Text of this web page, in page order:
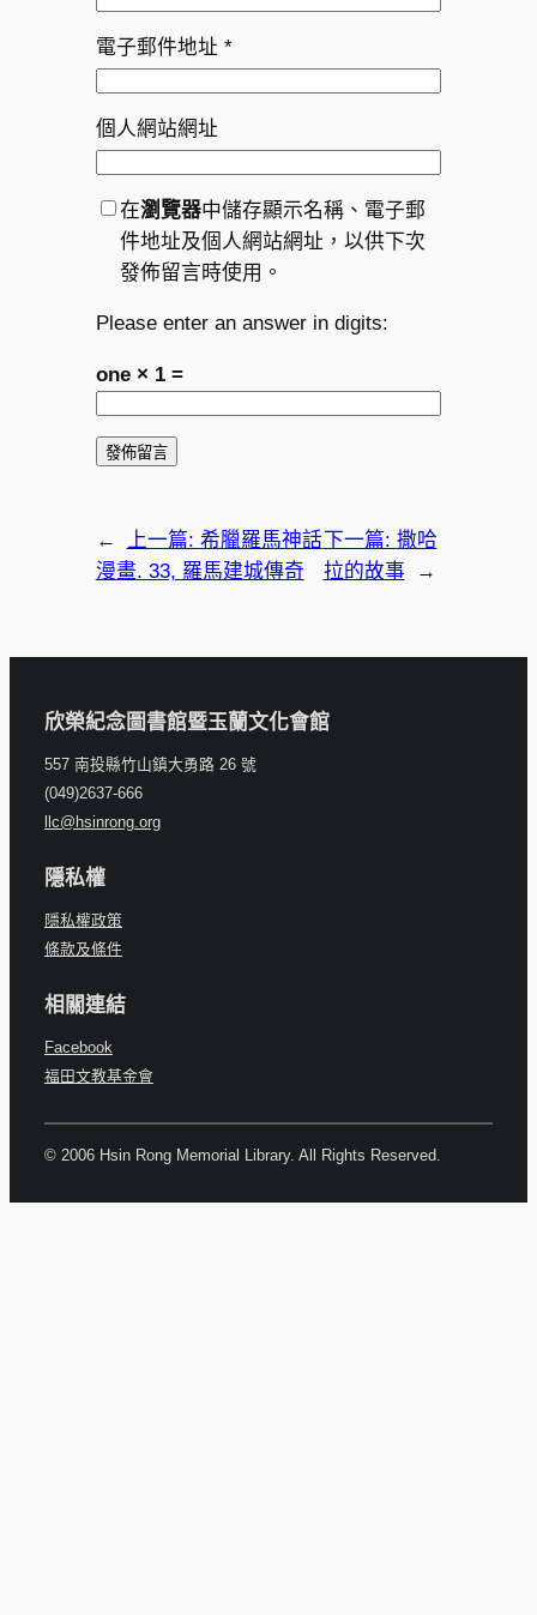
電子郵件地址 *
個人網站網址
在瀏覽器中儲存顯示名稱、電子郵
件地址及個人網站網址，以供下次
發佈留言時使用。
Please enter an answer in digits:
one × 1 =
← 上一篇: 希臘羅馬神話
漫畫. 33, 羅馬建城傳奇
下一篇: 撒哈
拉的故事
→
欣榮紀念圖書館暨玉蘭文化會館
557 南投縣竹山鎮大勇路 26 號
(049)2637-666
llc@hsinrong.org
隱私權
隱私權政策
條款及條件
相關連結
Facebook
福田文教基金會
© 2006 Hsin Rong Memorial Library. All Rights Reserved.